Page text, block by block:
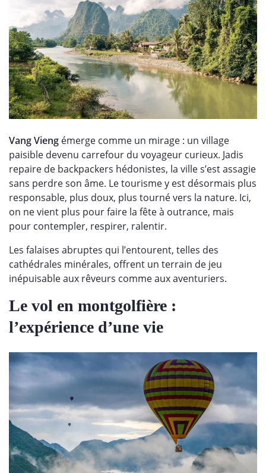
Vang Vieng émerge comme un mirage : un village
paisible devenu carrefour du voyageur curieux. Jadis
repaire de backpackers hédonistes, la ville s’est assagie
sans perdre son âme. Le tourisme y est désormais plus
responsable, plus doux, plus tourné vers la nature. Ici,
on ne vient plus pour faire la fête à outrance, mais
pour contempler, respirer, ralentir.
Les falaises abruptes qui l’entourent, telles des
cathédrales minérales, offrent un terrain de jeu
inépuisable aux rêveurs comme aux aventuriers.
Le vol en montgolfière :
l’expérience d’une vie